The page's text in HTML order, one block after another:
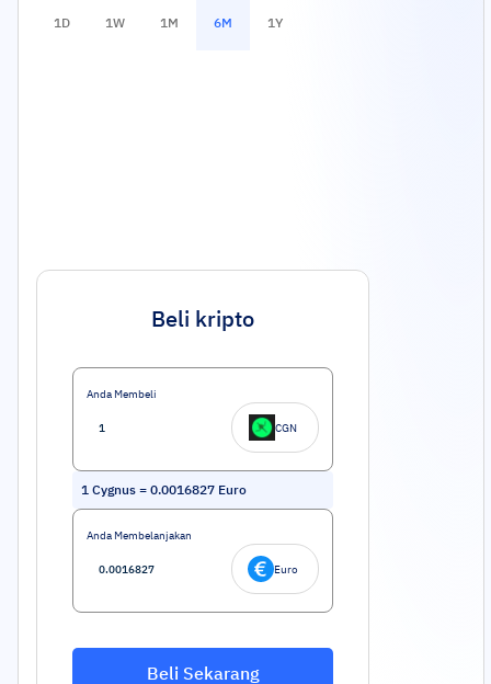
1D 1W 1M 6M 1Y
Beli kripto
Anda Membeli
CGN
1 Cygnus = 0.0016827 Euro
Anda Membelanjakan
Euro
Beli Sekarang